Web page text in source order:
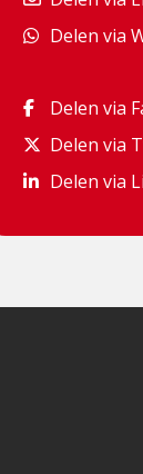
Delen via
Delen via
Delen via
Delen via
Delen via
Delen via
Delen via
Delen via